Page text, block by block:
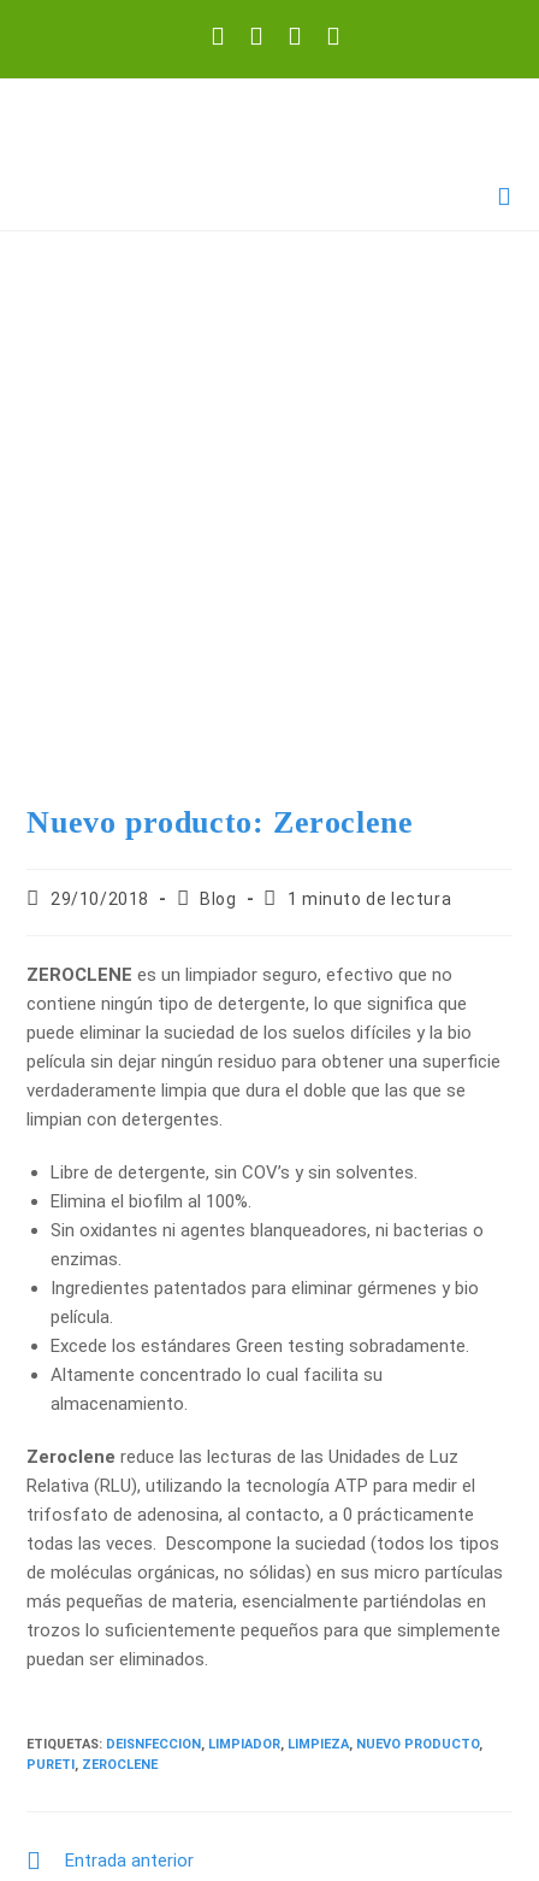
Nuevo producto: Zeroclene
29/10/2018 Blog 1 minuto de lectura
ZEROCLENE es un limpiador seguro, efectivo que no
contiene ningún tipo de detergente, lo que significa que
puede eliminar la suciedad de los suelos difíciles y la bio
película sin dejar ningún residuo para obtener una superficie
verdaderamente limpia que dura el doble que las que se
limpian con detergentes.
Libre de detergente, sin COV’s y sin solventes.
Elimina el biofilm al 100%.
Sin oxidantes ni agentes blanqueadores, ni bacterias o
enzimas.
Ingredientes patentados para eliminar gérmenes y bio
película.
Excede los estándares Green testing sobradamente.
Altamente concentrado lo cual facilita su
almacenamiento.
Zeroclene reduce las lecturas de las Unidades de Luz
Relativa (RLU), utilizando la tecnología ATP para medir el
trifosfato de adenosina, al contacto, a 0 prácticamente
todas las veces. Descompone la suciedad (todos los tipos
de moléculas orgánicas, no sólidas) en sus micro partículas
más pequeñas de materia, esencialmente partiéndolas en
trozos lo suficientemente pequeños para que simplemente
puedan ser eliminados.
ETIQUETAS: DEISNFECCION , LIMPIADOR, LIMPIEZA, NUEVO PRODUCTO,
PURETI , ZEROCLENE
Entrada anterior